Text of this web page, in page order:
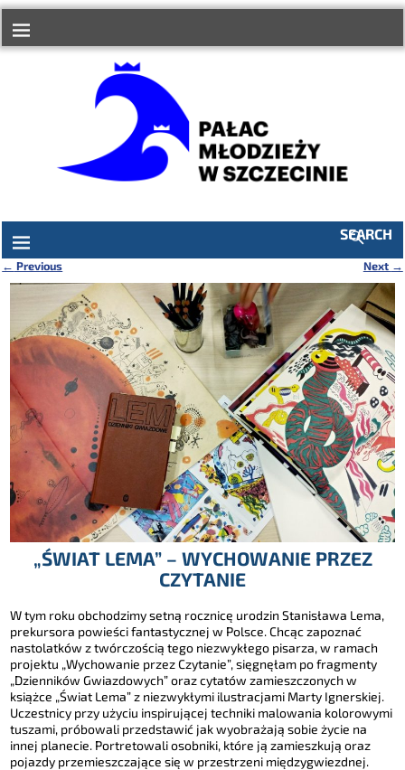
treści
SEARCH
Nawigacja
← Previous Next →
„ŚWIAT LEMA” – WYCHOWANIE PRZEZ
CZYTANIE
W tym roku obchodzimy setną rocznicę urodzin Stanisława Lema,
prekursora powieści fantastycznej w Polsce. Chcąc zapoznać
nastolatków z twórczością tego niezwykłego pisarza, w ramach
projektu „Wychowanie przez Czytanie”, sięgnęłam po fragmenty
„Dzienników Gwiazdowych” oraz cytatów zamieszczonych w
książce „Świat Lema” z niezwykłymi ilustracjami Marty Ignerskiej.
Uczestnicy przy użyciu inspirującej techniki malowania kolorowymi
tuszami, próbowali przedstawić jak wyobrażają sobie życie na
innej planecie. Portretowali osobniki, które ją zamieszkują oraz
pojazdy przemieszczające się w przestrzeni międzygwiezdnej.